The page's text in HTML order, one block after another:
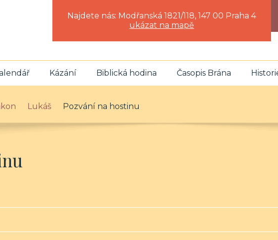
Najdete nás: Modřanská 1821/118, 147 00 Praha 4
ukázat na mapě
Kázání Biblická hodina Časopis Brána
Lukáš Pozvání na hostinu